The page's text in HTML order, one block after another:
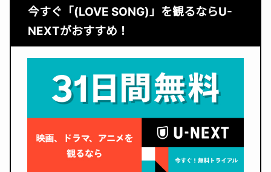
今すぐ「(LOVE SONG)」を観るならU-
NEXTがおすすめ！